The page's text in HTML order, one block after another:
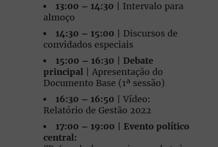
13:00 – 14:30 | Intervalo para
almoço
14:30 – 15:00 | Discursos de
convidados especiais
15:00 – 16:30
Debate
principal | Apresentação do
Documento Base (1ª sessão)
16:30 – 16:50 | Vídeo:
Relatório de Gestão 2022
17:00 – 19:00
Evento político
central: